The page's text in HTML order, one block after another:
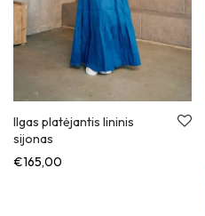
Ilgas platėjantis lininis
sijonas
€165,00